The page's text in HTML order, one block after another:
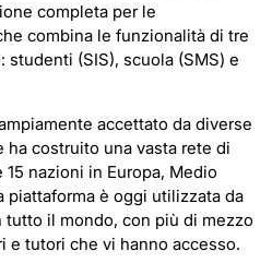
completa per le
combina le funzionalità di tre
(SIS), scuola (SMS) e
accettato da diverse
costruito una vasta rete di
nazioni in Europa, Medio
piattaforma è oggi utilizzata da
il mondo, con più di mezzo
e tutori che vi hanno accesso.